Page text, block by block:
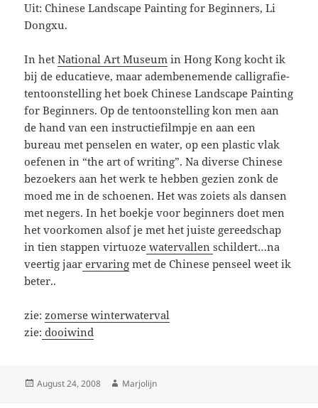
Uit: Chinese Landscape Painting for Beginners, Li
Dongxu.
In hetNational Art Museum in Hong Kong kocht ik
bij de educatieve, maar adembenemende calligrafie-
tentoonstelling het boek Chinese Landscape Painting
for Beginners. Op de tentoonstelling kon men aan
de hand van een instructiefilmpje en aan een
bureau met penselen en water, op een plastic vlak
oefenen in “the art of writing”. Na diverse Chinese
bezoekers aan het werk te hebben gezien zonk de
moed me in de schoenen. Het was zoiets als dansen
met negers. In het boekje voor beginners doet men
het voorkomen alsof je met het juiste gereedschap
in tien stappen virtuoze watervallenschildert…na
veertig jaar ervaring met de Chinese penseel weet ik
beter..
zie:zomerse winterwaterval
zie: dooiwind
Posted
August 24, 2008 Author
Marjolijn